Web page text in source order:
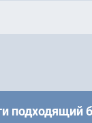
подходящий